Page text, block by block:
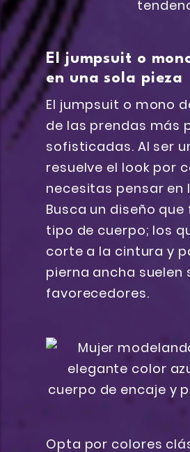
El jumpsuit o
en una sola pieza
El jumpsuit o mono
de las prendas más
sofisticadas. Al ser
resuelve el look por
necesitas pensar en
Busca un diseño
tipo de cuerpo; los
corte a la cintura y
pierna ancha suelen
favorecedores.
Opta por colores